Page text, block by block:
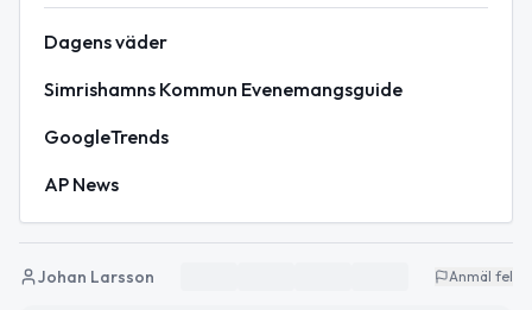
Dagens väder
Simrishamns Kommun Evenemangsguide
GoogleTrends
AP News
Johan Larsson Anmäl fel